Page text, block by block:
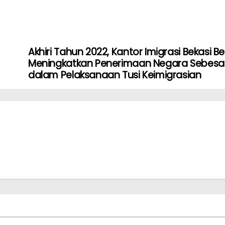
Akhiri Tahun 2022, Kantor Imigrasi Bekasi
Meningkatkan Penerimaan Negara
dalam Pelaksanaan Tusi Keimigrasian